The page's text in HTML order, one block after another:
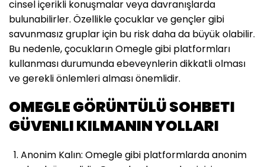
cinsel içerikli konuşmalar veya davranışlarda
bulunabilirler. Özellikle çocuklar ve gençler gibi
savunmasız gruplar için bu risk daha da büyük olabilir.
Bu nedenle, çocukların Omegle gibi platformları
kullanması durumunda ebeveynlerin dikkatli olması
ve gerekli önlemleri alması önemlidir.
OMEGLE GÖRÜNTÜLÜ SOHBETI
GÜVENLI KILMANIN YOLLARI
Anonim Kalın: Omegle gibi platformlarda anonim